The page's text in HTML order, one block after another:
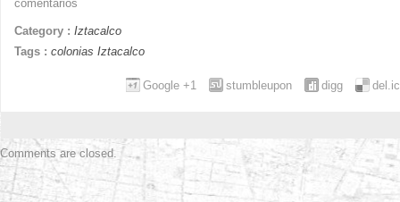
comentarios
Category : Iztacalco
Tags : colonias Iztacalco
digg
stumbleupon
Google +1
Comments are closed.